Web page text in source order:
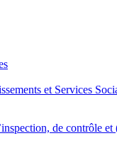
et Services
de contrôle